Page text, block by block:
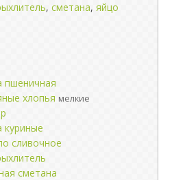
, сметана, яйцо
пшеничная
хлопья мелкие
куриные
сливочное
сметана